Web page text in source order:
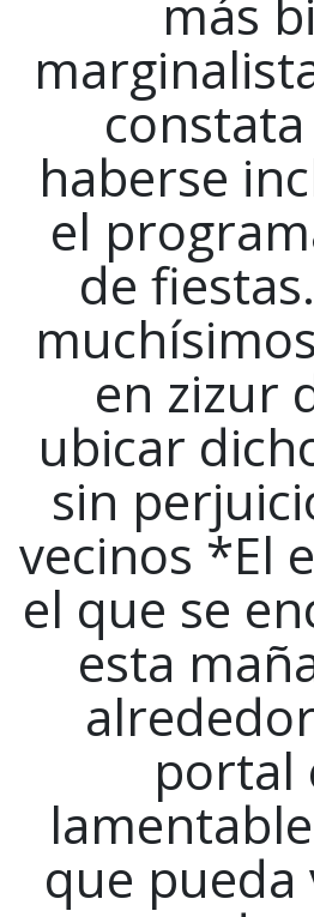
más
haberse
el
de
en zizur
ubicar
sin
vecinos *El
el que se
esta
portal
que pueda